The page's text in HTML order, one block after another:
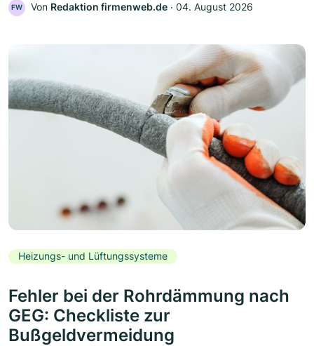
FW Von Redaktion firmenweb.de ‧ 04. August 2026
Heizungs- und Lüftungssysteme
Fehler bei der Rohrdämmung nach
GEG: Checkliste zur
Bußgeldvermeidung